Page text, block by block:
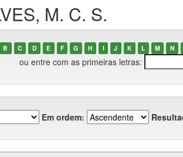
M. C. S.
B C D E F G H I J K L M N
ou entre com as primeiras letras:
Em ordem: